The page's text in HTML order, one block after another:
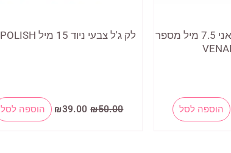
לק ג'ל ונליסה פאני באני 7.5 מיל מספר
המחיר
הנוכחי
הוספה לסל
לק ג'ל צבעי ניוד 15 מיל GELPOLISH
₪50.00
המחיר
המקורי
₪39.00
המחיר
הנוכחי
הוספה לסל